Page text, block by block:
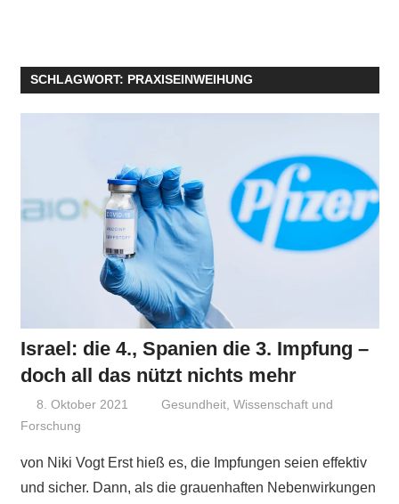
SCHLAGWORT: PRAXISEINWEIHUNG
Israel: die 4., Spanien die 3. Impfung –
doch all das nützt nichts mehr
8. Oktober 2021 Niki Vogt
Gesundheit,Wissenschaft und
Forschung
von Niki Vogt Erst hieß es, die Impfungen seien effektiv
und sicher. Dann, als die grauenhaften Nebenwirkungen